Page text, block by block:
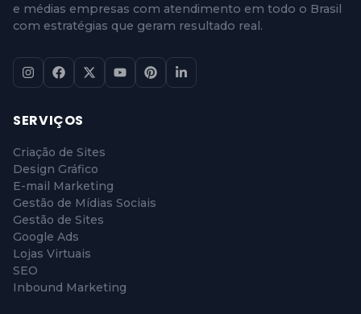
e médias empresas com atendimento em todo o Brasil
com estratégias que geram resultado real.
SERVIÇOS
Criação de Sites
Design Gráfico
E-mail Marketing
Gestão de Mídias Sociais
Gestão de Sites
Google Ads
Lojas Virtuais
SEO
Inbound Marketing